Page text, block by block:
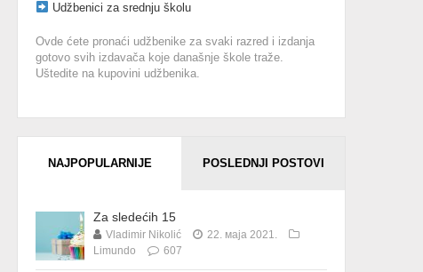
Udžbenici za srednju školu
Ovde ćete pronaći udžbenike za svaki razred i izdanja
gotovo svih izdavača koje današnje škole traže.
Uštedite na kupovini udžbenika.
NAJPOPULARNIJE POSLEDNJI POSTOVI
Za sledećih 15
Vladimir Nikolić
22. маја 2021.
Limundo
607